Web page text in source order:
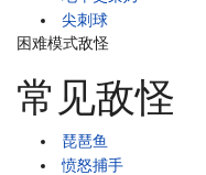
尖刺球
困难模式敌怪
常见敌怪
琵琶鱼
愤怒捕手